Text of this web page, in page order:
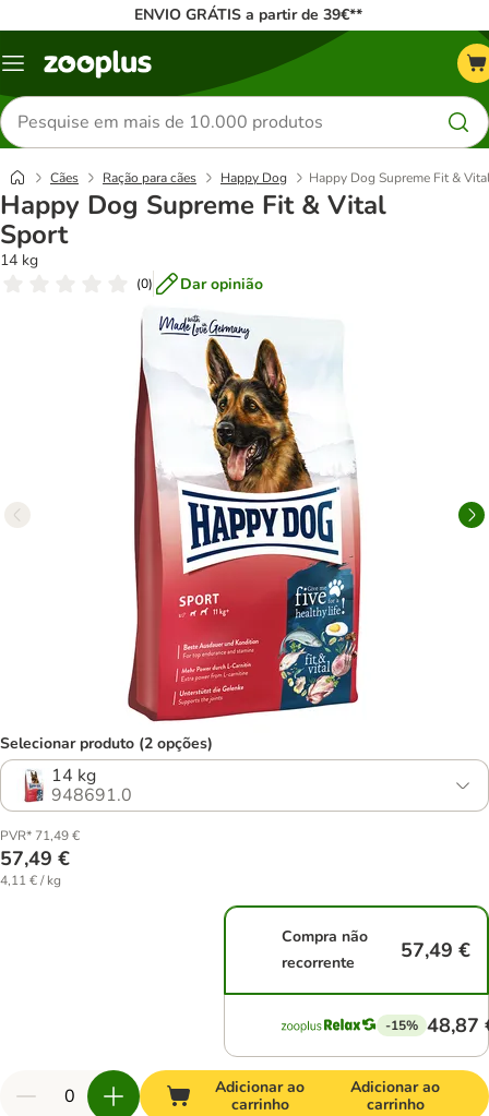
ENVIO GRÁTIS a partir de 39€**
Menu
Pesquisar
produtos
Cães Ração para cães Happy Dog Happy Dog Supreme Fit &
Happy Dog Supreme Fit & Vital
Sport
14 kg
(0) Dar opinião
Selecionar produto (2 opções)
14 kg
948691.0
PVR* 71,49 €
57,49 €
4,11 € / kg
Compra não
recorrente
57,49 €
-15% 48,87
Adicionar ao
carrinho
Adicionar ao
carrinho